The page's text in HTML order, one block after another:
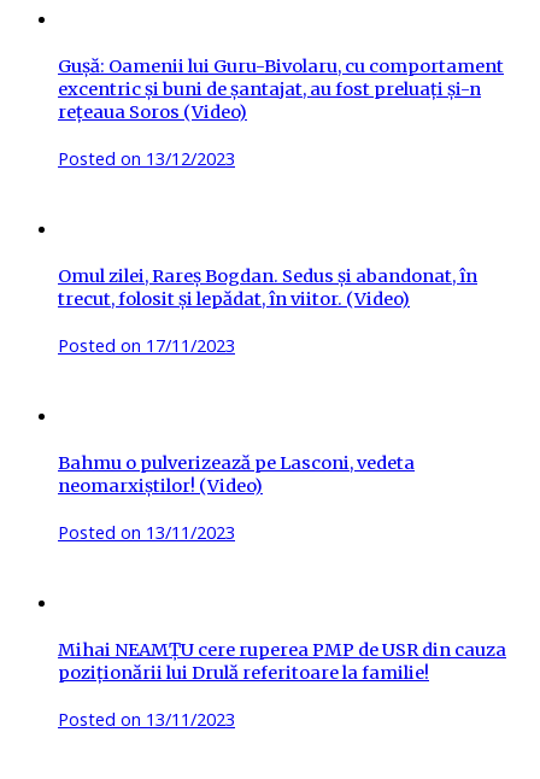
Gușă: Oamenii lui Guru-Bivolaru, cu comportament
excentric și buni de șantajat, au fost preluați și-n
rețeaua Soros (Video)
Posted on 13/12/2023
Omul zilei, Rareș Bogdan. Sedus și abandonat, în
trecut, folosit și lepădat, în viitor. (Video)
Posted on 17/11/2023
Bahmu o pulverizează pe Lasconi, vedeta
neomarxiștilor! (Video)
Posted on 13/11/2023
Mihai NEAMȚU cere ruperea PMP de USR din cauza
poziționării lui Drulă referitoare la familie!
Posted on 13/11/2023